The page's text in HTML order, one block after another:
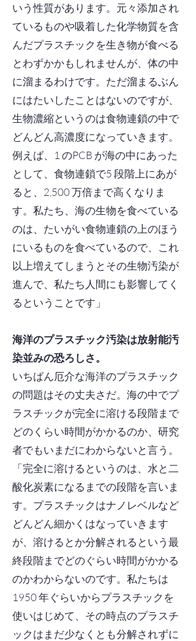
いう性質があります。元々添加され
ているものや吸着した化学物質を含
んだプラスチックを生き物が食べる
とわずかかもしれませんが、体の中
に溜まるわけです。ただ溜まるぶん
にはたいしたことはないのですが、
生物濃縮というのは食物連鎖の中で
どんどん高濃度になっていきます。
例えば、1 のPCB が海の中にあった
として、食物連鎖で5 段階上にあが
ると、2,500 万倍まで高くなりま
す。私たち、海の生物を食べている
のは、たいがい食物連鎖の上のほう
にいるものを食べているので、これ
以上増えてしまうとその生物汚染が
進んで、私たち人間にも影響してく
るということです」
海洋のプラスチック汚染は放射能汚
染並みの恐ろしさ。
いちばん厄介な海洋のプラスチック
の問題はその丈夫さだ。海の中でプ
ラスチックが完全に溶ける段階まで
どのくらい時間がかかるのか、研究
者でもいまだにわからないと言う。
「完全に溶けるというのは、水と二
酸化炭素になるまでの段階を言いま
す。プラスチックはナノレベルなど
どんどん細かくはなっていきます
が、溶けるとか分解されるという最
終段階までどのぐらい時間がかかる
のかわからないのです。私たちは
1950 年ぐらいからプラスチックを
使いはじめて、その時点のプラスチ
ックはまだ少なくとも分解されずに